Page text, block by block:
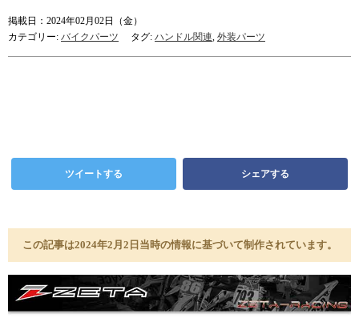
掲載日：2024年02月02日（金）
カテゴリー: バイクパーツ タグ: ハンドル関連, 外装パーツ
ツイートする シェアする
この記事は2024年2月2日当時の情報に基づいて制作されています。